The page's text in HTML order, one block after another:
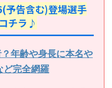
予告含む)登場選手
チラ♪
年齢や身長に本名や
ど完全網羅